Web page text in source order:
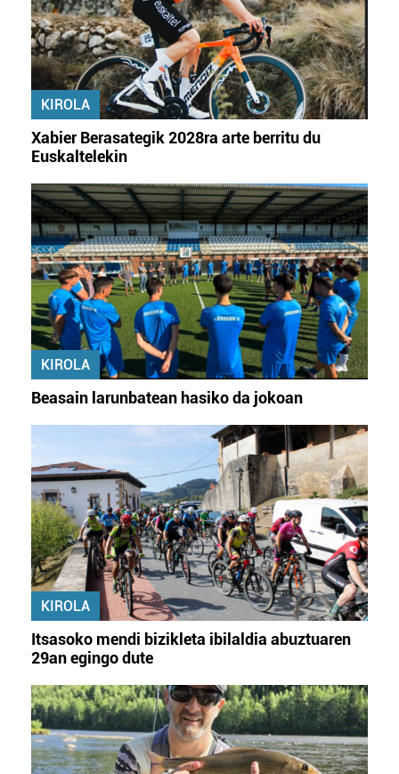
baliatzen gara. Ohar hau onartuz gero, teknologia hori
erabiltzeko baimen esplizitua ematen diguzu.Gehiago
irakurri
KIROLA
Xabier Berasategik 2028ra arte berritu du
Euskaltelekin
KIROLA
Beasain larunbatean hasiko da jokoan
KIROLA
Itsasoko mendi bizikleta ibilaldia abuztuaren
29an egingo dute